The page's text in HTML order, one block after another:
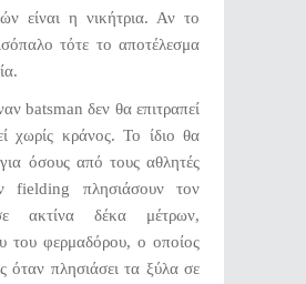
είναι η νικήτρια. Αν το
τότε το αποτέλεσμα
batsman δεν θα επιτραπεί
χωρίς κράνος. Το ίδιο θα
για όσους από τους αθλητές
fielding πλησιάσουν τον
ακτίνα δέκα μέτρων,
του φερμαδόρου, ο οποίος
όταν πλησιάσει τα ξύλα σε